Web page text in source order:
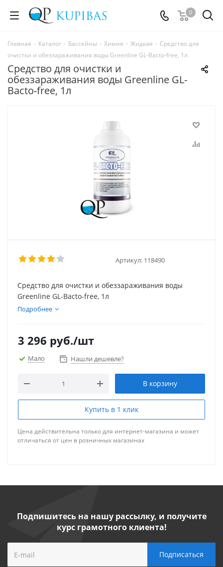
0
Главная - Каталог - Бассейны - Химия - Жидкая - Средство для
очистки и обеззараживания воды Greenline GL-Bacto-free, 1л
Средство для очистки и
обеззараживания воды Greenline GL-
Bacto-free, 1л
Артикул: 118490
Средство для очистки и обеззараживания воды
Greenline GL-Bacto-free, 1л
Подробнее
3 296 руб./шт
Мало Нашли дешевле?
В корзину
Купить в 1 клик
Цена действительна только для интернет-магазина и может
отличаться от цен в розничных магазинах
Подпишитесь на нашу рассылку, и получите
курс грамотного клиента!